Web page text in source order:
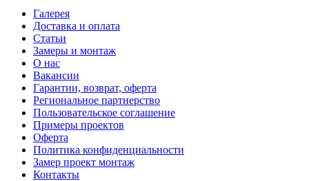
Галерея
Доставка и оплата
Статьи
Замеры и монтаж
О нас
Вакансии
Гарантии, возврат, оферта
Региональное партнерство
Пользовательское соглашение
Примеры проектов
Оферта
Политика конфиденциальности
Замер проект монтаж
Контакты